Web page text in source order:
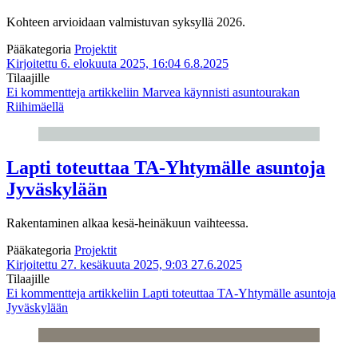
Kohteen arvioidaan valmistuvan syksyllä 2026.
Pääkategoria Projektit
Kirjoitettu 6. elokuuta 2025, 16:04 6.8.2025
Tilaajille
Ei kommentteja artikkeliin Marvea käynnisti asuntourakan
Riihimäellä
Lapti toteuttaa TA-Yhtymälle asuntoja
Jyväskylään
Rakentaminen alkaa kesä-heinäkuun vaihteessa.
Pääkategoria Projektit
Kirjoitettu 27. kesäkuuta 2025, 9:03 27.6.2025
Tilaajille
Ei kommentteja artikkeliin Lapti toteuttaa TA-Yhtymälle asuntoja
Jyväskylään